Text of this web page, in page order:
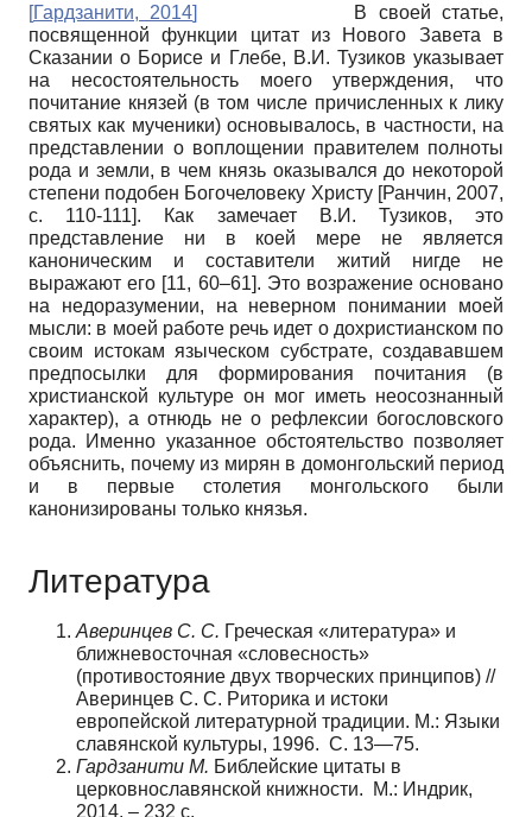
[Гардзанити, 2014]
В своей статье,
посвященной функции цитат из Нового Завета в
Сказании о Борисе и Глебе, В.И. Тузиков указывает
на несостоятельность моего утверждения, что
почитание князей (в том числе причисленных к лику
святых как мученики) основывалось, в частности, на
представлении о воплощении правителем полноты
рода и земли, в чем князь оказывался до некоторой
степени подобен Богочеловеку Христу [Ранчин, 2007,
c. 110-111]. Как замечает В.И. Тузиков, это
представление ни в коей мере не является
каноническим и составители житий нигде не
выражают его [11, 60–61]. Это возражение основано
на недоразумении, на неверном понимании моей
мысли: в моей работе речь идет о дохристианском по
своим истокам языческом субстрате, создававшем
предпосылки для формирования почитания (в
христианской культуре он мог иметь неосознанный
характер), а отнюдь не о рефлексии богословского
рода. Именно указанное обстоятельство позволяет
объяснить, почему из мирян в домонгольский период
и в первые столетия монгольского были
канонизированы только князья.
Литература
Аверинцев С. С. Греческая «литература» и
ближневосточная «словесность»
(противостояние двух творческих принципов) //
Аверинцев С. С. Риторика и истоки
европейской литературной традиции. М.: Языки
славянской культуры, 1996. С. 13—75.
Гардзанити М. Библейские цитаты в
церковнославянской книжности. М.: Индрик,
2014. – 232 с.